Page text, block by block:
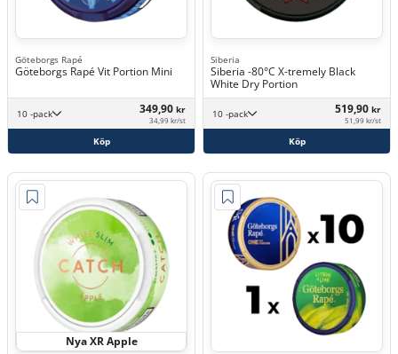
Göteborgs Rapé
Göteborgs Rapé Vit Portion Mini
10 -pack 349,90 kr
34,99 kr/st
Köp
Siberia
Siberia -80°C X-tremely Black
White Dry Portion
10 -pack 519,90 kr
51,99 kr/st
Köp
Nya XR Apple